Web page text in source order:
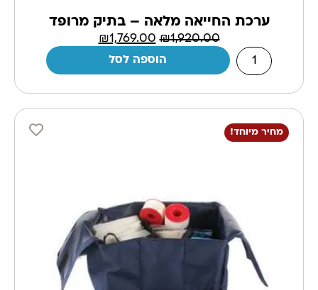
ערכת החייאה מלאה – בתיק מרופד
₪1,920.00
₪1,769.00
הוספה לסל
מחיר מיוחד!